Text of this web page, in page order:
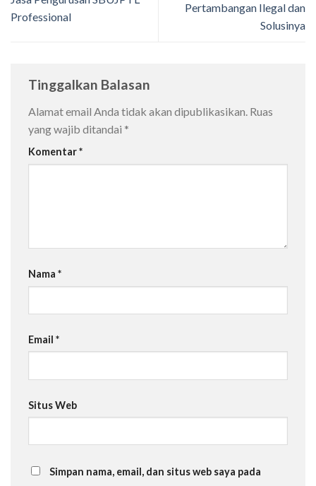
Professional
Pertambangan Ilegal dan
Solusinya
Tinggalkan Balasan
Alamat email Anda tidak akan dipublikasikan. Ruas
yang wajib ditandai *
Komentar*
Nama *
Email *
Situs Web
Simpan nama, email, dan situs web saya pada